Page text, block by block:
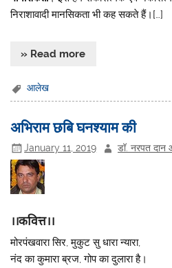
निराशावादी मानसिकता भी कह सकते हैं।[…]
» Read more
आलेख
अभिराम छबि घनश्याम की
January 11, 2019 डॉ. नरपत दान
।।कवित्त।।
मोरपंखवारा सिर, मुकुट सु धारा न्यारा,
नंद का कुमारा ब्रज, गोप का दुलारा है।